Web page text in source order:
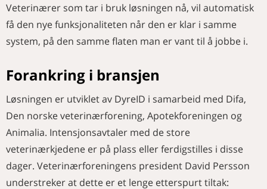
Veterinærer som tar i bruk løsningen nå, vil automatisk
få den nye funksjonaliteten når den er klar i samme
system, på den samme flaten man er vant til å jobbe i.
Forankring i bransjen
Løsningen er utviklet av DyreID i samarbeid med Difa,
Den norske veterinærforening, Apotekforeningen og
Animalia. Intensjonsavtaler med de store
veterinærkjedene er på plass eller ferdigstilles i disse
dager. Veterinærforeningens president David Persson
understreker at dette er et lenge etterspurt tiltak: